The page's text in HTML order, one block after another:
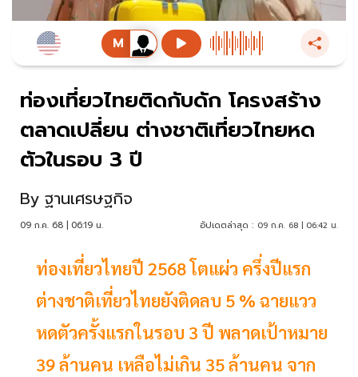
ท่องเที่ยวไทยติดกับดัก โครงสร้าง
ตลาดเปลี่ยน ต่างชาติเที่ยวไทยหด
ตัวในรอบ 3 ปี
By ฐานเศรษฐกิจ
09 ก.ค. 68 | 06:19 น. อัปเดตล่าสุด : 09 ก.ค. 68 | 06:42 น.
ท่องเที่ยวไทยปี 2568 โตแผ่ว ครึ่งปีแรก
ต่างชาติเที่ยวไทยยังติดลบ 5 % ฉายแวว
หดตัวครั้งแรกในรอบ 3 ปี พลาดเป้าหมาย
39 ล้านคน เหลือไม่เกิน 35 ล้านคน จาก